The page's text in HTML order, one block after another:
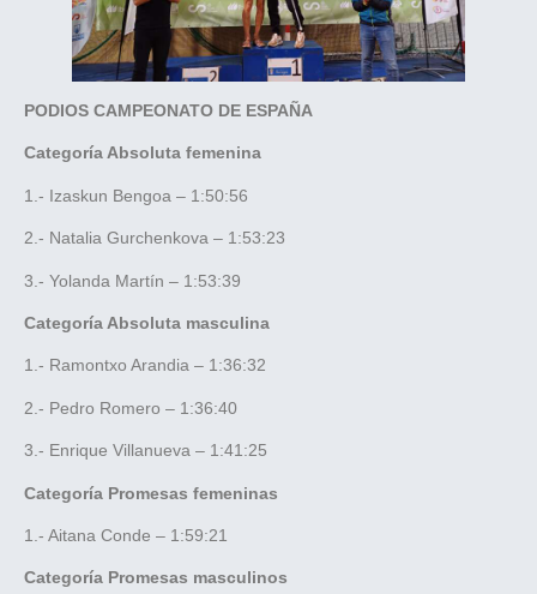
PODIOS CAMPEONATO DE ESPAÑA
Categoría Absoluta femenina
1.- Izaskun Bengoa – 1:50:56
2.- Natalia Gurchenkova – 1:53:23
3.- Yolanda Martín – 1:53:39
Categoría Absoluta masculina
1.- Ramontxo Arandia – 1:36:32
2.- Pedro Romero – 1:36:40
3.- Enrique Villanueva – 1:41:25
Categoría Promesas femeninas
1.- Aitana Conde – 1:59:21
Categoría Promesas masculinos